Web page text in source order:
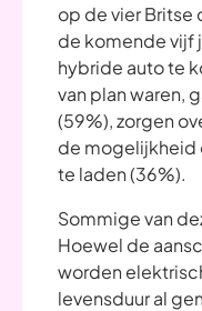
op de vier Britse
de komende vijf
hybride auto te
van plan waren,
(59%), zorgen
de mogelijkheid
te laden (36%).
Sommige van
Hoewel de
worden
levensduur al